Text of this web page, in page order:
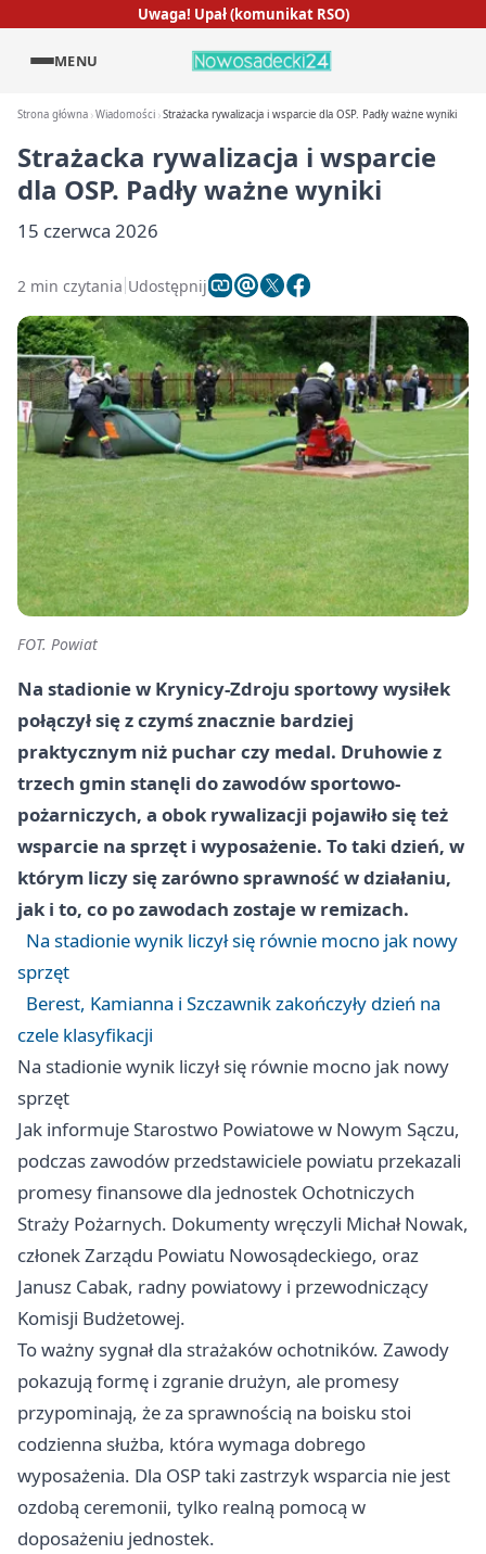
Uwaga! Upał (komunikat RSO)
MENU
Strona główna Wiadomości Strażacka rywalizacja i wsparcie dla OSP. Padły ważne wyniki
Strażacka rywalizacja i wsparcie
dla OSP. Padły ważne wyniki
15 czerwca 2026
2 min czytania Udostępnij
FOT. Powiat
Na stadionie w Krynicy-Zdroju sportowy wysiłek
połączył się z czymś znacznie bardziej
praktycznym niż puchar czy medal. Druhowie z
trzech gmin stanęli do zawodów sportowo-
pożarniczych, a obok rywalizacji pojawiło się też
wsparcie na sprzęt i wyposażenie. To taki dzień, w
którym liczy się zarówno sprawność w działaniu,
jak i to, co po zawodach zostaje w remizach.
Na stadionie wynik liczył się równie mocno jak nowy
sprzęt
Berest, Kamianna i Szczawnik zakończyły dzień na
czele klasyfikacji
Na stadionie wynik liczył się równie mocno jak nowy
sprzęt
Jak informuje Starostwo Powiatowe w Nowym Sączu,
podczas zawodów przedstawiciele powiatu przekazali
promesy finansowe dla jednostek Ochotniczych
Straży Pożarnych. Dokumenty wręczyli Michał Nowak,
członek Zarządu Powiatu Nowosądeckiego, oraz
Janusz Cabak, radny powiatowy i przewodniczący
Komisji Budżetowej.
To ważny sygnał dla strażaków ochotników. Zawody
pokazują formę i zgranie drużyn, ale promesy
przypominają, że za sprawnością na boisku stoi
codzienna służba, która wymaga dobrego
wyposażenia. Dla OSP taki zastrzyk wsparcia nie jest
ozdobą ceremonii, tylko realną pomocą w
doposażeniu jednostek.